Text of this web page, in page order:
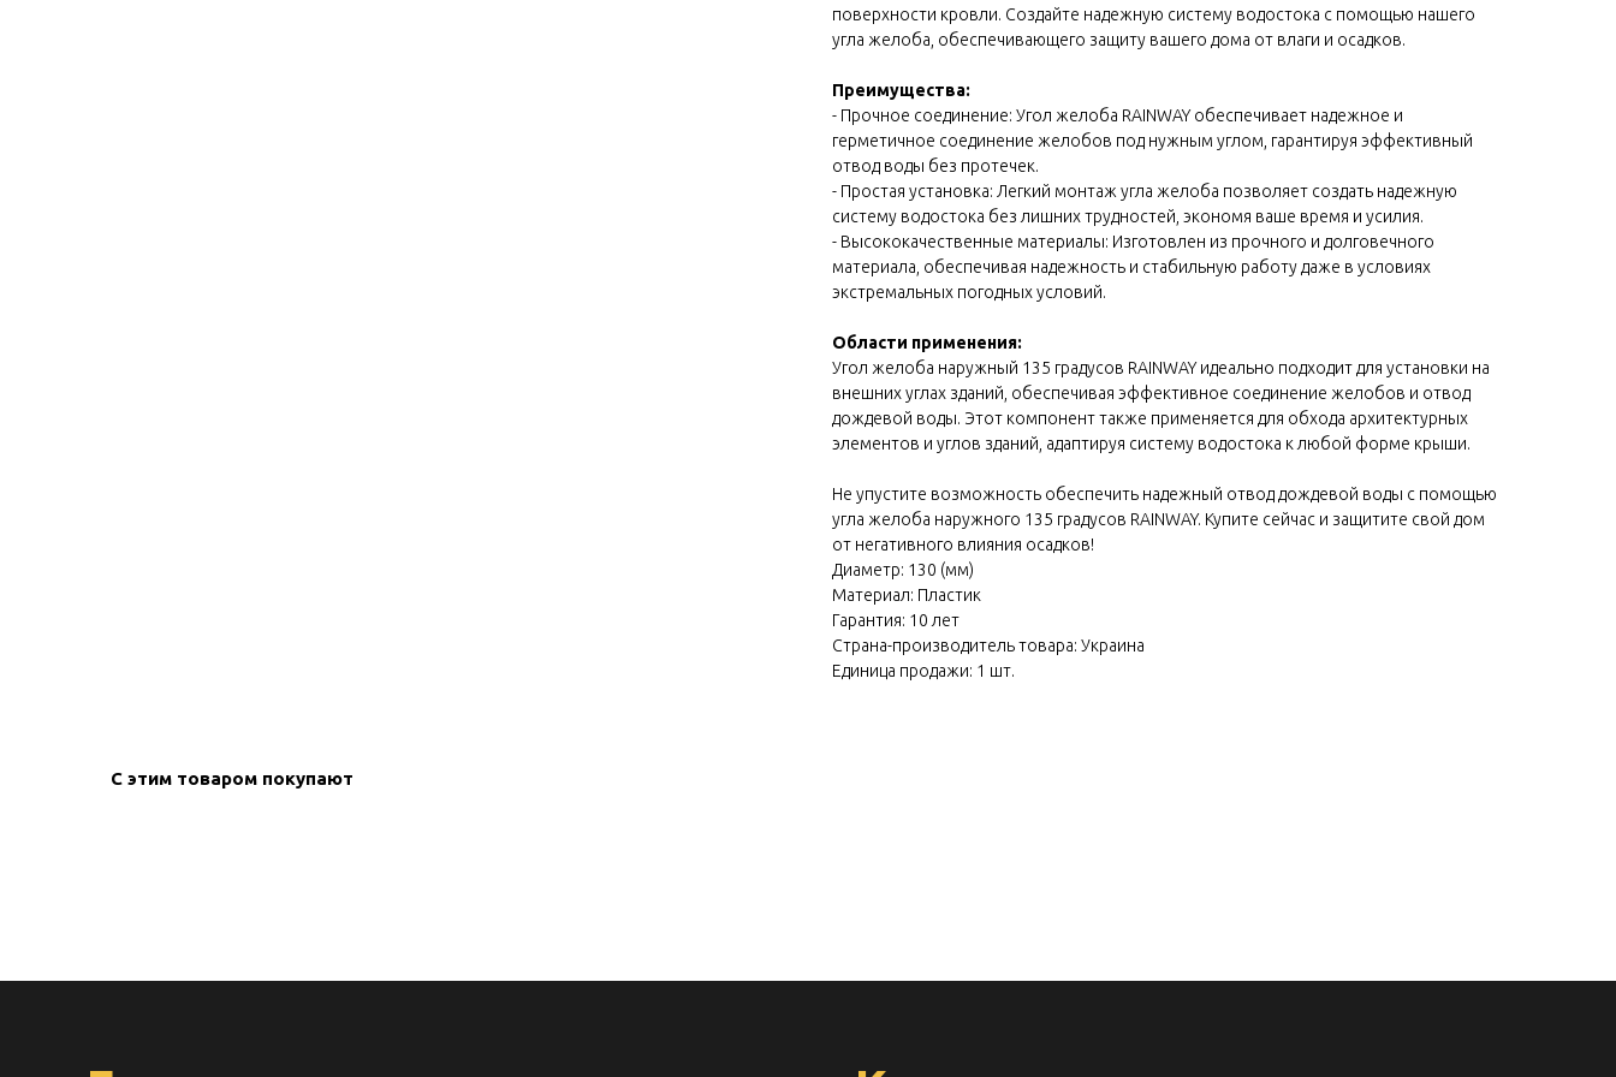
Zero block
поверхности кровли. Создайте надежную систему водостока с помощью нашего
угла желоба, обеспечивающего защиту вашего дома от влаги и осадков.
Преимущества:
- Прочное соединение: Угол желоба RAINWAY обеспечивает надежное и
герметичное соединение желобов под нужным углом, гарантируя эффективный
отвод воды без протечек.
- Простая установка: Легкий монтаж угла желоба позволяет создать надежную
систему водостока без лишних трудностей, экономя ваше время и усилия.
- Высококачественные материалы: Изготовлен из прочного и долговечного
материала, обеспечивая надежность и стабильную работу даже в условиях
экстремальных погодных условий.
Области применения:
Угол желоба наружный 135 градусов RAINWAY идеально подходит для установки на
внешних углах зданий, обеспечивая эффективное соединение желобов и отвод
дождевой воды. Этот компонент также применяется для обхода архитектурных
элементов и углов зданий, адаптируя систему водостока к любой форме крыши.
Не упустите возможность обеспечить надежный отвод дождевой воды с помощью
угла желоба наружного 135 градусов RAINWAY. Купите сейчас и защитите свой дом
от негативного влияния осадков!
Диаметр: 130 (мм)
Материал: Пластик
Гарантия: 10 лет
Страна-производитель товара: Украина
Единица продажи: 1 шт.
С этим товаром покупают